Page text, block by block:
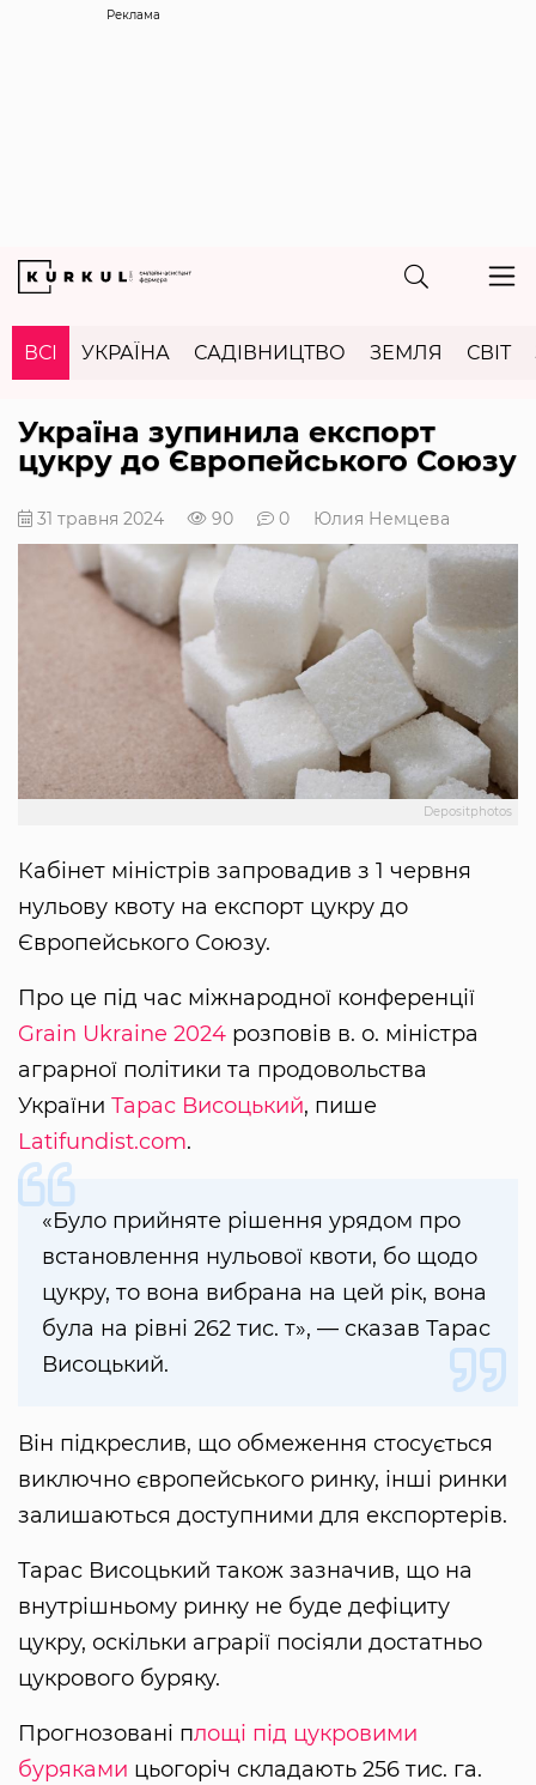
Реклама
ВСІ УКРАЇНА САДІВНИЦТВО ЗЕМЛЯ СВІТ
Україна зупинила експорт
цукру до Європейського Союзу
31 травня 2024 90 0 Юлия Немцева
Depositphotos
Кабінет міністрів запровадив з 1 червня
нульову квоту на експорт цукру до
Європейського Союзу.
Про це під час міжнародної конференції
Grain Ukraine 2024 розповів в. о. міністра
аграрної політики та продовольства
України Тарас Висоцький, пише
Latifundist.com.
«Було прийняте рішення урядом про
встановлення нульової квоти, бо щодо
цукру, то вона вибрана на цей рік, вона
була на рівні 262 тис. т», — сказав Тарас
Висоцький.
Він підкреслив, що обмеження стосується
виключно європейського ринку, інші ринки
залишаються доступними для експортерів.
Тарас Висоцький також зазначив, що на
внутрішньому ринку не буде дефіциту
цукру, оскільки аграрії посіяли достатньо
цукрового буряку.
Прогнозовані площі під цукровими
буряками цьогоріч складають 256 тис. га.